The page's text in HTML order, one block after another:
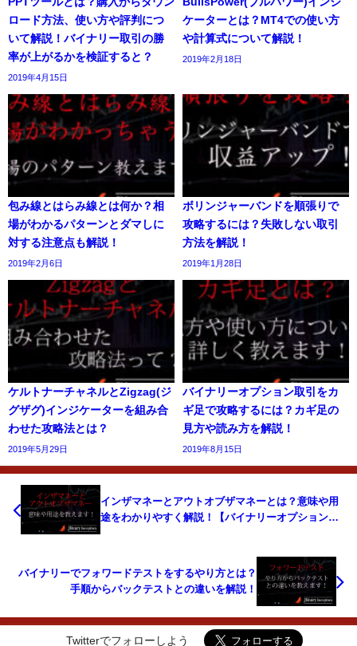
ロード方法、使い方や評判につ
いて解説！バイナリー取引の勝
率が上がるかを検証すると？
2019年4月15日
ケーターとは？MT4での使い方
や計算式について解説！
2019年2月18日
包み線とはらみ線とは何か？相
場がわかるパターンとダマしに
対する注意点も解説！
2019年2月6日
ボリンジャーバンドを順張りで
攻略するには？失敗しない取引
方法を解説！
2019年1月28日
ケルトナーチャネルとZigzag(ジ
グザグ)インジケーターを組み合
わせた攻略法とは？
2019年5月29日
バイナリーオプション取引をカ
ギ足で攻略するには？カギ足の
見方や読み方を解説！
2019年8月15日
インザマネーとアウトオブザマネーとは？意味や用
途をわかりやすく解説！【バイナリーオプション専
バイナリーでフォワードテストをするやり方とは？
手順からバックテストとの違いを解説！
Twitterでフォローしよう